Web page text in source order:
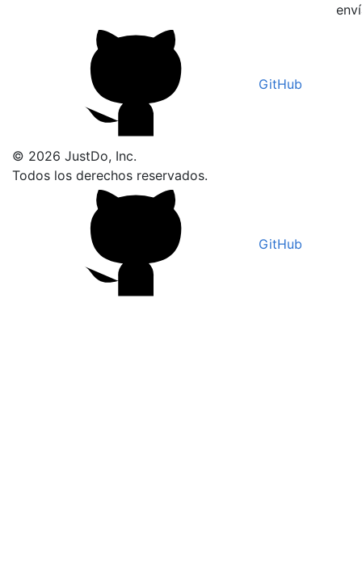
GitHub
© 2026 JustDo, Inc.
Todos los derechos reservados.
GitHub